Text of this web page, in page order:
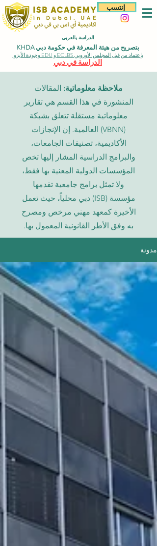
إنتسب
الدراسة بالعربي
بتصريح من هيئة المعرفة في حكومة دبي KHDA
بإعتماد من قبل المجلس الأوروبي ECLBS و EDU وجودة الأيزو
الدراسة في دبي
ملاحظة معلوماتية: المقالات
المنشورة في هذا القسم هي تقارير
معلوماتية مستقلة تتعلق بشبكة
(VBNN) العالمية. إن الإنجازات
الأكاديمية، تصنيفات الجامعات،
والبرامج الدراسية المشار إليها تخص
المؤسسات الدولية المعنية بها فقط،
ولا تمثل برامج جامعية تقدمها
مؤسسة (ISB) دبي محلياً، حيث تعمل
الأخيرة كمعهد مهني مرخص ومصرح
به وفق الأطر القانونية المعمول بها.
مدونة